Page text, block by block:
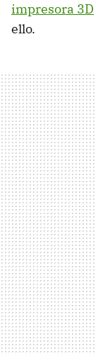
impresora 3D
ello.